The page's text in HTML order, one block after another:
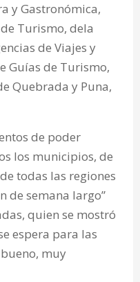
y Gastronómica,
Turismo, dela
de Viajes y
Guías de Turismo,
Quebrada y Puna,
de poder
los municipios, de
todas las regiones
de semana largo”
quien se mostró
espera para las
muy